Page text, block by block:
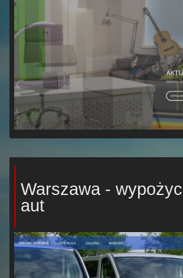
Warszawa -
aut